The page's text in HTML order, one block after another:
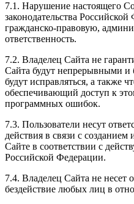
7.1. Нарушение настоящего
законодательства
гражданско-правовую,
ответственность.
7.2. Владелец Сайта не
Сайта будут непрерывными
будут исправляться, а также
обеспечивающий доступ к
программных ошибок.
7.3. Пользователи несут
действия в связи с
Сайте в соответствии с
Российской Федерации.
7.4. Владелец Сайта не несет
бездействие любых лиц в